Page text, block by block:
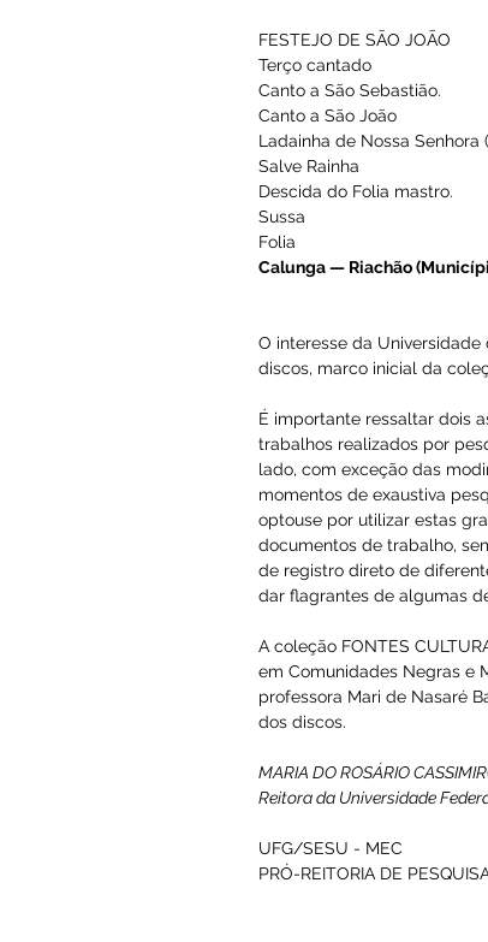
TERÇO CANTADO
Saudação à Nossa
Ladainha de Nossa
Oração da noite.
Povoado de Cedro
FACE B
PROCISSÃO DE SÃO
— (São Sebastião da
FOLIA DE SÃO
— (Santa Cruz de
FESTEJO DE SÃO
Terço cantado
Canto a São
Canto a São João
Ladainha de Nossa
Salve Rainha
Descida do Folia
Folia
Calunga — Riachão
discos, marco inicial da
É importante
trabalhos realizados